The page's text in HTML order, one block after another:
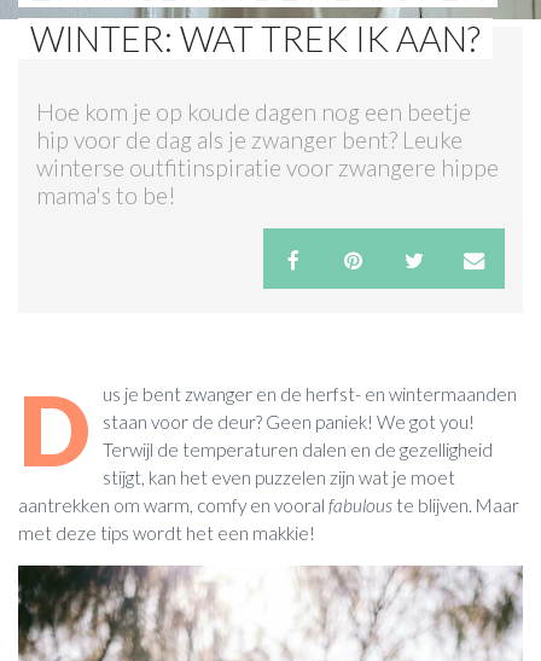
LIFESTYLE
SHOPS
ACTIES & KORTING
WINTER: WAT TREK IK AAN?
Hoe kom je op koude dagen nog een beetje
hip voor de dag als je zwanger bent? Leuke
winterse outfitinspiratie voor zwangere hippe
mama's to be!
D
us je bent zwanger en de herfst- en wintermaanden
staan voor de deur? Geen paniek! We got you!
Terwijl de temperaturen dalen en de gezelligheid
stijgt, kan het even puzzelen zijn wat je moet
aantrekken om warm, comfy en vooral fabulous te blijven. Maar
met deze tips wordt het een makkie!